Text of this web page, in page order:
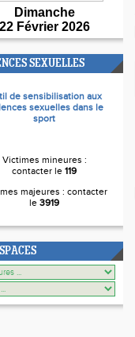
Dimanche
22 Février 2026
SEXUELLES
de sensibilisation aux
sexuelles dans le
sport
Victimes mineures :
contacter le 119
majeures : contacter
le 3919